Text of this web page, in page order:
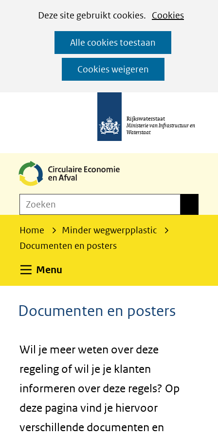
CookiesDeze site gebruikt cookies. Cookies
worden
toegestaan
geweigerd.
Alle cookies toestaan
Cookies weigeren
Ga
naar
de
inhoud
Rijkswaterstaat
Ministerie van Infrastructuur en
Waterstaat
o
Zoeken
Home
Minder wegwerpplastic
Documenten en posters
Menu
Documenten en posters
Wil je meer weten over deze
regeling of wil je je klanten
informeren over deze regels? Op
deze pagina vind je hiervoor
verschillende documenten en